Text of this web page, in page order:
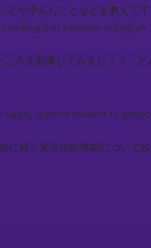
とや学んだことなどを教えて
that situation in English.
ろを想像してみましょう。
systems resilient to
に対し安定供給体制について